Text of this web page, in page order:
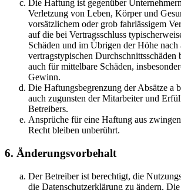
Die Haftung ist gegenüber
Verletzung von Leben, Körper und
vorsätzlichem oder grob fahrlässigem
auf die bei Vertragsschluss
Schäden und im Übrigen der Höhe nach
vertragstypischen Durchschnittsschäden
auch für mittelbare Schäden,
Gewinn.
Die Haftungsbegrenzung der Absätze a
auch zugunsten der Mitarbeiter und
Betreibers.
Ansprüche für eine Haftung aus
Recht bleiben unberührt.
6. Änderungsvorbehalt
Der Betreiber ist berechtigt, die
die Datenschutzerklärung zu ändern.